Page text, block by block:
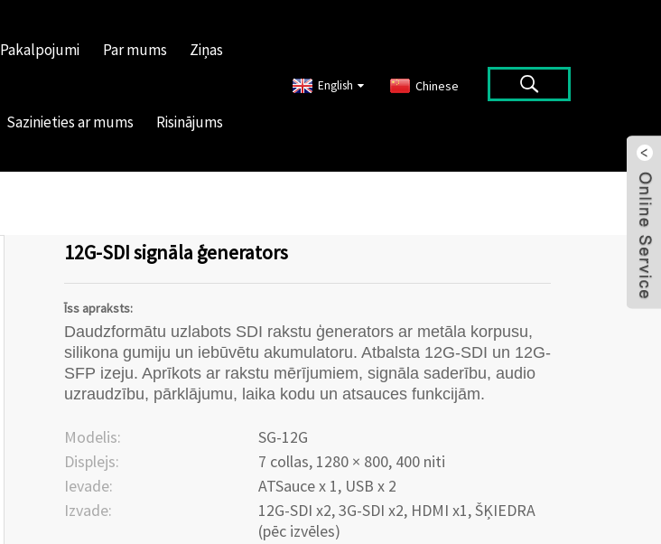
Pakalpojumi Par mums Ziņas
Sazinieties ar mums Risinājums
English Chinese
12G-SDI signāla ģenerators
Īss apraksts:
Daudzformātu uzlabots SDI rakstu ģenerators ar metāla korpusu,
silikona gumiju un iebūvētu akumulatoru. Atbalsta 12G-SDI un 12G-
SFP izeju. Aprīkots ar rakstu mērījumiem, signāla saderību, audio
uzraudzību, pārklājumu, laika kodu un atsauces funkcijām.
Modelis:
SG-12G
Displejs:
7 collas, 1280 × 800, 400 niti
Ievade:
ATSauce x 1, USB x 2
Izvade:
12G-SDI x2, 3G-SDI x2, HDMI x1, ŠĶIEDRA
(pēc izvēles)